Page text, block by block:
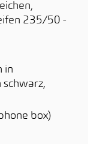
235/50 -
in
box)